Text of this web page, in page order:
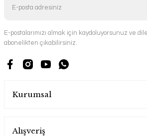
E-postalarımızı almak için kaydoluyorsunuz ve
abonelikten çıkabilirsiniz.
Kurumsal
Alışveriş